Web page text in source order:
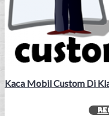
Kaca Mobil Custom Di